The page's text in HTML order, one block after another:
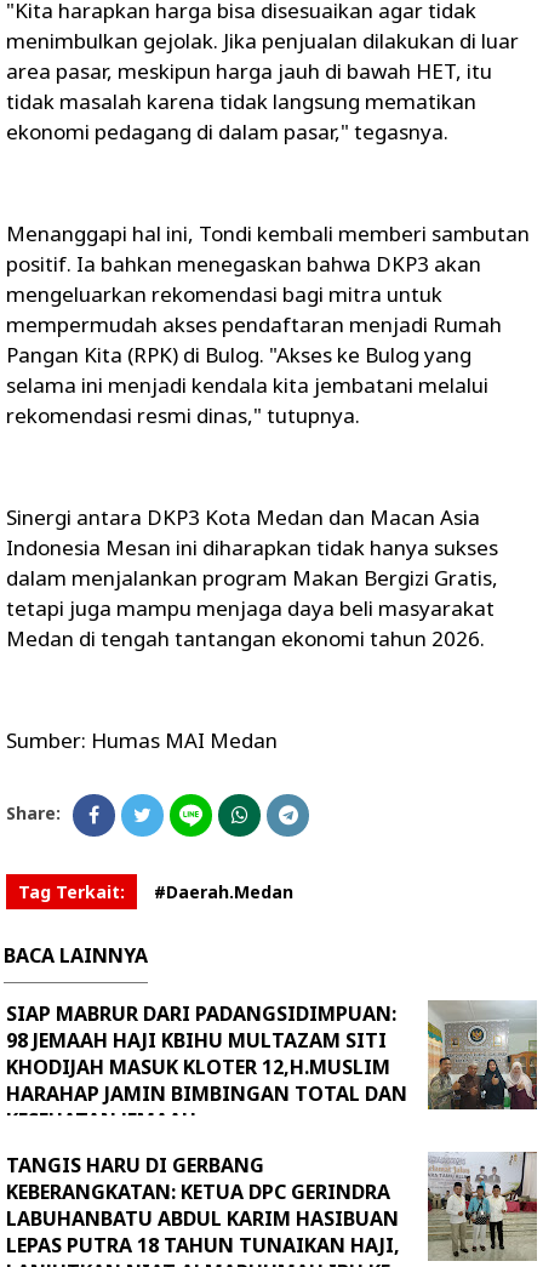
"Kita harapkan harga bisa disesuaikan agar tidak
menimbulkan gejolak. Jika penjualan dilakukan di luar
area pasar, meskipun harga jauh di bawah HET, itu
tidak masalah karena tidak langsung mematikan
ekonomi pedagang di dalam pasar," tegasnya.
Menanggapi hal ini, Tondi kembali memberi sambutan
positif. Ia bahkan menegaskan bahwa DKP3 akan
mengeluarkan rekomendasi bagi mitra untuk
mempermudah akses pendaftaran menjadi Rumah
Pangan Kita (RPK) di Bulog. "Akses ke Bulog yang
selama ini menjadi kendala kita jembatani melalui
rekomendasi resmi dinas," tutupnya.
Sinergi antara DKP3 Kota Medan dan Macan Asia
Indonesia Mesan ini diharapkan tidak hanya sukses
dalam menjalankan program Makan Bergizi Gratis,
tetapi juga mampu menjaga daya beli masyarakat
Medan di tengah tantangan ekonomi tahun 2026.
Sumber: Humas MAI Medan
Share:
Tag Terkait: #Daerah.Medan
BACA LAINNYA
SIAP MABRUR DARI PADANGSIDIMPUAN:
98 JEMAAH HAJI KBIHU MULTAZAM SITI
KHODIJAH MASUK KLOTER 12,H.MUSLIM
HARAHAP JAMIN BIMBINGAN TOTAL DAN
KESEHATAN JEMAAH
TANGIS HARU DI GERBANG
KEBERANGKATAN: KETUA DPC GERINDRA
LABUHANBATU ABDUL KARIM HASIBUAN
LEPAS PUTRA 18 TAHUN TUNAIKAN HAJI,